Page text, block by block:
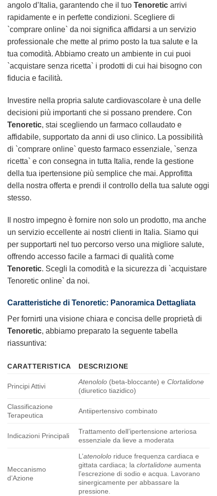
angolo d’Italia, garantendo che il tuo Tenoretic arrivi
rapidamente e in perfette condizioni. Scegliere di
`comprare online` da noi significa affidarsi a un servizio
professionale che mette al primo posto la tua salute e la
tua comodità. Abbiamo creato un ambiente in cui puoi
`acquistare senza ricetta` i prodotti di cui hai bisogno con
fiducia e facilità.
Investire nella propria salute cardiovascolare è una delle
decisioni più importanti che si possano prendere. Con
Tenoretic, stai scegliendo un farmaco collaudato e
affidabile, supportato da anni di uso clinico. La possibilità
di `comprare online` questo farmaco essenziale, `senza
ricetta` e con consegna in tutta Italia, rende la gestione
della tua ipertensione più semplice che mai. Approfitta
della nostra offerta e prendi il controllo della tua salute oggi
stesso.
Il nostro impegno è fornire non solo un prodotto, ma anche
un servizio eccellente ai nostri clienti in Italia. Siamo qui
per supportarti nel tuo percorso verso una migliore salute,
offrendo accesso facile a farmaci di qualità come
Tenoretic. Scegli la comodità e la sicurezza di `acquistare
Tenoretic online` da noi.
Caratteristiche di Tenoretic: Panoramica Dettagliata
Per fornirti una visione chiara e concisa delle proprietà di
Tenoretic, abbiamo preparato la seguente tabella
riassuntiva:
CARATTERISTICA DESCRIZIONE
Principi Attivi
Atenololo (beta-bloccante) eClortalidone
(diuretico tiazidico)
Classificazione
Terapeutica
Antiipertensivo combinato
Indicazioni Principali
Trattamento dell’ipertensione arteriosa
essenziale da lieve a moderata
Meccanismo
d’Azione
L’atenololo riduce frequenza cardiaca e
gittata cardiaca; laclortalidone aumenta
l’escrezione di sodio e acqua. Lavorano
sinergicamente per abbassare la
pressione.